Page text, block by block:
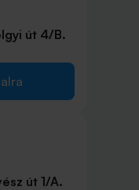
út 4/B.
út 1/A.